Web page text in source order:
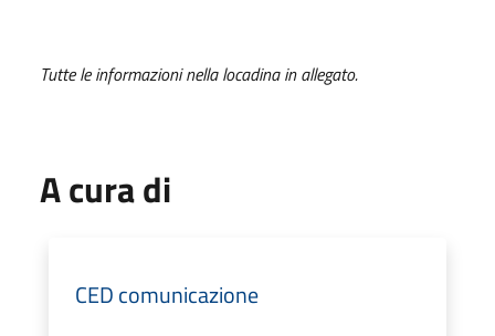
Tutte le informazioni nella locadina in allegato.
A cura di
CED comunicazione